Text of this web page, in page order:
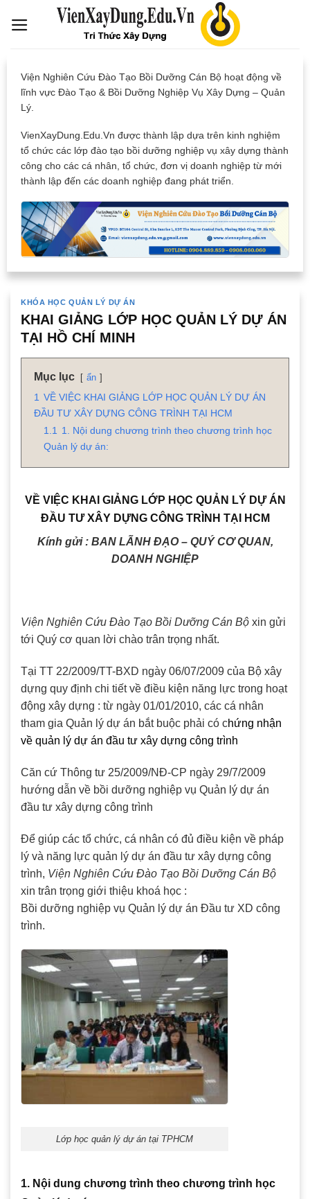
Viện Nghiên Cứu Đào Tạo Bồi Dưỡng Cán Bộ hoạt động về
lĩnh vực Đào Tạo & Bồi Dưỡng Nghiệp Vụ Xây Dựng – Quản
Lý.
VienXayDung.Edu.Vn được thành lập dựa trên kinh nghiệm
tổ chức các lớp đào tạo bồi dưỡng nghiệp vụ xây dựng thành
công cho các cá nhân, tổ chức, đơn vị doanh nghiệp từ mới
thành lập đến các doanh nghiệp đang phát triển.
KHÓA HỌC QUẢN LÝ DỰ ÁN
KHAI GIẢNG LỚP HỌC QUẢN LÝ DỰ ÁN
TẠI HỒ CHÍ MINH
Mục lục ẩn
1 VỀ VIỆC KHAI GIẢNG LỚP HỌC QUẢN LÝ DỰ ÁN
ĐẦU TƯ XÂY DỰNG CÔNG TRÌNH TẠI HCM
1.1
1. Nội dung chương trình theo chương trình học
Quản lý dự án:
VỀ VIỆC KHAI GIẢNG LỚP HỌC QUẢN LÝ DỰ ÁN
ĐẦU TƯ XÂY DỰNG CÔNG TRÌNH TẠI HCM
Kính gửi : BAN LÃNH ĐẠO – QUÝ CƠ QUAN,
DOANH NGHIỆP
Viện Nghiên Cứu Đào Tạo Bồi Dưỡng Cán Bộ xin gửi
tới Quý cơ quan lời chào trân trọng nhất.
Tại TT 22/2009/TT-BXD ngày 06/07/2009 của Bộ xây
dựng quy định chi tiết về điều kiện năng lực trong hoạt
động xây dựng : từ ngày 01/01/2010, các cá nhân
tham gia Quản lý dự án bắt buộc phải có chứng nhận
về quản lý dự án đầu tư xây dựng công trình
Căn cứ Thông tư 25/2009/NĐ-CP ngày 29/7/2009
hướng dẫn về bồi dưỡng nghiệp vụ Quản lý dự án
đầu tư xây dựng công trình
Để giúp các tổ chức, cá nhân có đủ điều kiện về pháp
lý và năng lực quản lý dự án đầu tư xây dựng công
trình, Viện Nghiên Cứu Đào Tạo Bồi Dưỡng Cán Bộ
xin trân trọng giới thiệu khoá học :
Bồi dưỡng nghiệp vụ Quản lý dự án Đầu tư XD công
trình.
Lớp học quản lý dự án tại TPHCM
1. Nội dung chương trình theo chương trình học